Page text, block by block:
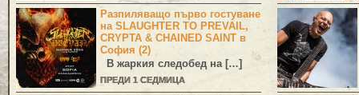
Разпиляващо първо гостуване
на SLAUGHTER TO PREVAIL,
CRYPTA & CHAINED SAINT в
София (2)
В жаркия следобед на […]
ПРЕДИ 1 СЕДМИЦА